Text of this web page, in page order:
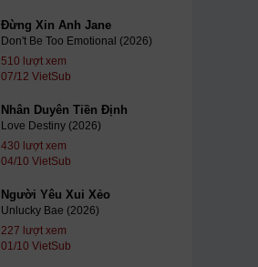
Đừng Xin Anh Jane
Don't Be Too Emotional (2026)
510 lượt xem
07/12 VietSub
Nhân Duyên Tiền Định
Love Destiny (2026)
430 lượt xem
04/10 VietSub
Người Yêu Xui Xẻo
Unlucky Bae (2026)
227 lượt xem
01/10 VietSub